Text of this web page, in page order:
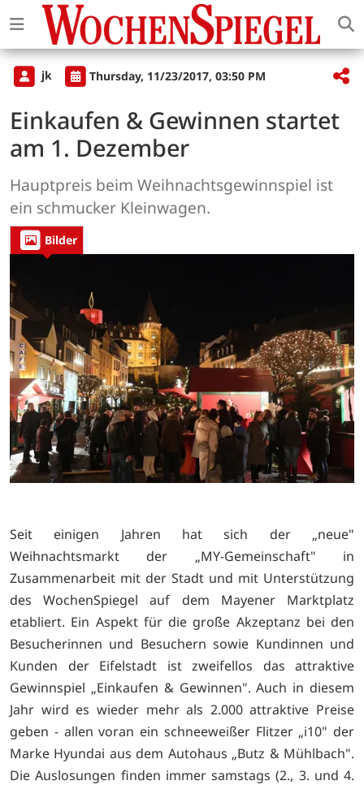
jk Thursday, 11/23/2017, 03:50 PM
Einkaufen & Gewinnen startet
am 1. Dezember
Hauptpreis beim Weihnachtsgewinnspiel ist
ein schmucker Kleinwagen.
Bilder
Seit einigen Jahren hat sich der „neue"
Weihnachtsmarkt der „MY-Gemeinschaft" in
Zusammenarbeit mit der Stadt und mit Unterstützung
des WochenSpiegel auf dem Mayener Marktplatz
etabliert. Ein Aspekt für die große Akzeptanz bei den
Besucherinnen und Besuchern sowie Kundinnen und
Kunden der Eifelstadt ist zweifellos das attraktive
Gewinnspiel „Einkaufen & Gewinnen". Auch in diesem
Jahr wird es wieder mehr als 2.000 attraktive Preise
geben - allen voran ein schneeweißer Flitzer „i10" der
Marke Hyundai aus dem Autohaus „Butz & Mühlbach".
Die Auslosungen finden immer samstags (2., 3. und 4.